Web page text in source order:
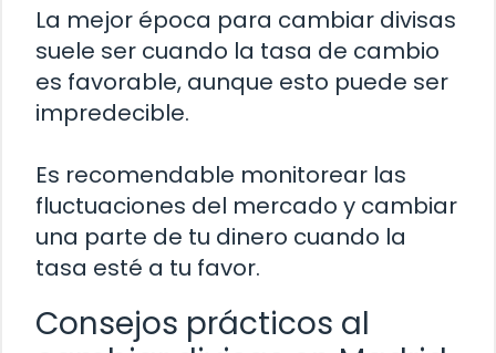
La mejor época para cambiar divisas
suele ser cuando la tasa de cambio
es favorable, aunque esto puede ser
impredecible.
Es recomendable monitorear las
fluctuaciones del mercado y cambiar
una parte de tu dinero cuando la
tasa esté a tu favor.
Consejos prácticos al